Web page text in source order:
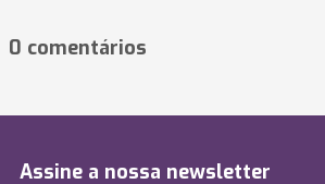
0 comentários
Assine a nossa newsletter